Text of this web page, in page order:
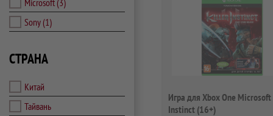
Sony(1)
СТРАНА
Китай
Тайвань
Игра для Xbox One
Instinct (16+)